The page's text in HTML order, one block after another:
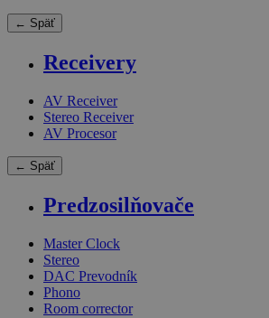
← Späť
Receivery
AV Receiver
Stereo Receiver
AV Procesor
← Späť
Predzosilňovače
Master Clock
Stereo
DAC Prevodník
Phono
Room corrector